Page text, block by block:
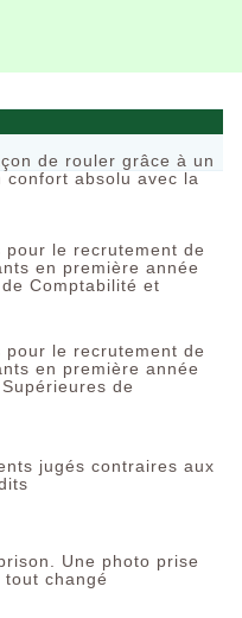
de rouler grâce à un
confort absolu avec la
le recrutement de
en première année
Comptabilité et
le recrutement de
en première année
de
jugés contraires aux
Une photo prise
changé